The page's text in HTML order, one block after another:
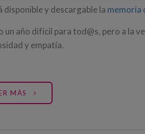
disponible y descargable la memoria
un año difícil para tod@s, pero a la
y empatía.
MÁS